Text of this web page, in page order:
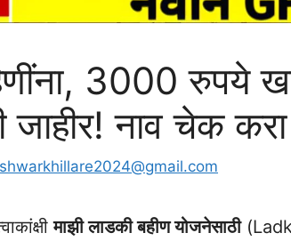
3000 रुपये
जाहीर! नाव चेक करा
माझी लाडकी बहीण योजनेसाठी